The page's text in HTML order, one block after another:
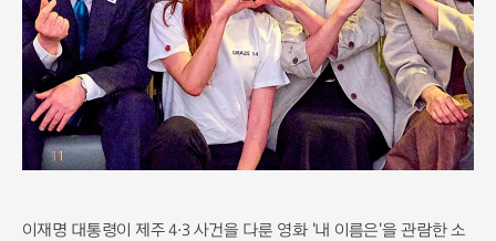
이재명 대통령이 제주 4·3 사건을 다룬 영화 '내 이름은'을 관람한 소